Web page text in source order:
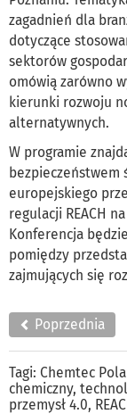
zagadnień dla
dotyczące
sektorów
omówią zarówno
kierunki rozwoju
alternatywnych.
W programie
bezpieczeństwem
europejskiego
regulacji REACH
Konferencja
pomiędzy
zajmujących się
Poprzednia
Tagi: Chemtec
chemiczny,
przemysł 4.0,